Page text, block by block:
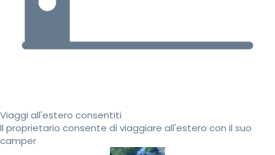
Viaggi all'estero consentiti
Il proprietario consente di viaggiare all'estero con il suo
camper